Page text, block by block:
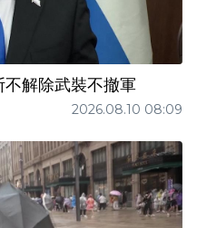
解除武裝不撤軍
2026.08.10 08:09